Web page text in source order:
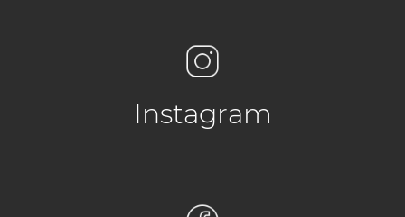
Instagram